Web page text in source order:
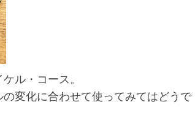
ル・コース。
変化に合わせて使ってみてはどうで